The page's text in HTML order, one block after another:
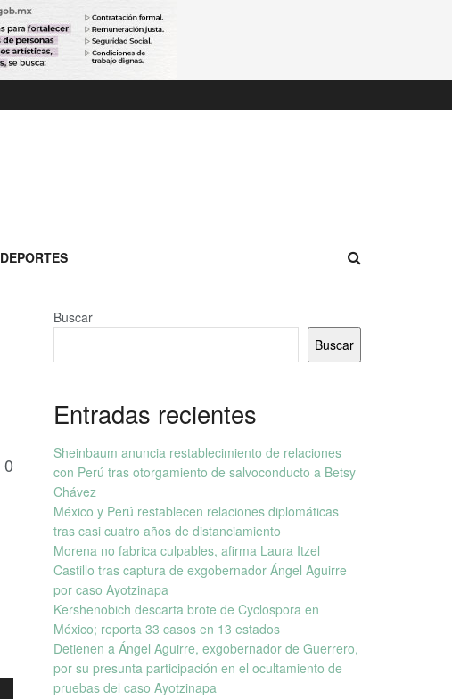
DEPORTES
0
Buscar
Buscar
Entradas recientes
Sheinbaum anuncia restablecimiento de relaciones
con Perú tras otorgamiento de salvoconducto a Betsy
Chávez
México y Perú restablecen relaciones diplomáticas
tras casi cuatro años de distanciamiento
Morena no fabrica culpables, afirma Laura Itzel
Castillo tras captura de exgobernador Ángel Aguirre
por caso Ayotzinapa
Kershenobich descarta brote de Cyclospora en
México; reporta 33 casos en 13 estados
Detienen a Ángel Aguirre, exgobernador de Guerrero,
por su presunta participación en el ocultamiento de
pruebas del caso Ayotzinapa